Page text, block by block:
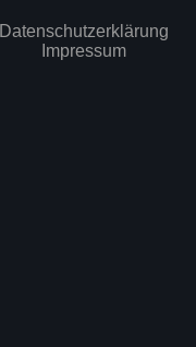
Datenschutzerklärung
Impressum